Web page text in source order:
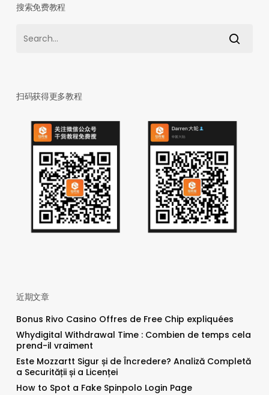
搜索免费教程
扫码获得更多教程
近期文章
Bonus Rivo Casino Offres de Free Chip expliquées
Whydigital Withdrawal Time : Combien de temps cela
prend-il vraiment
Este Mozzartt Sigur și de Încredere? Analiză Completă
a Securității și a Licenței
How to Spot a Fake Spinpolo Login Page